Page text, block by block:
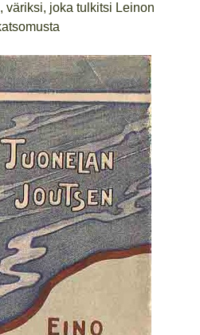
väriksi, joka tulkitsi Leinon